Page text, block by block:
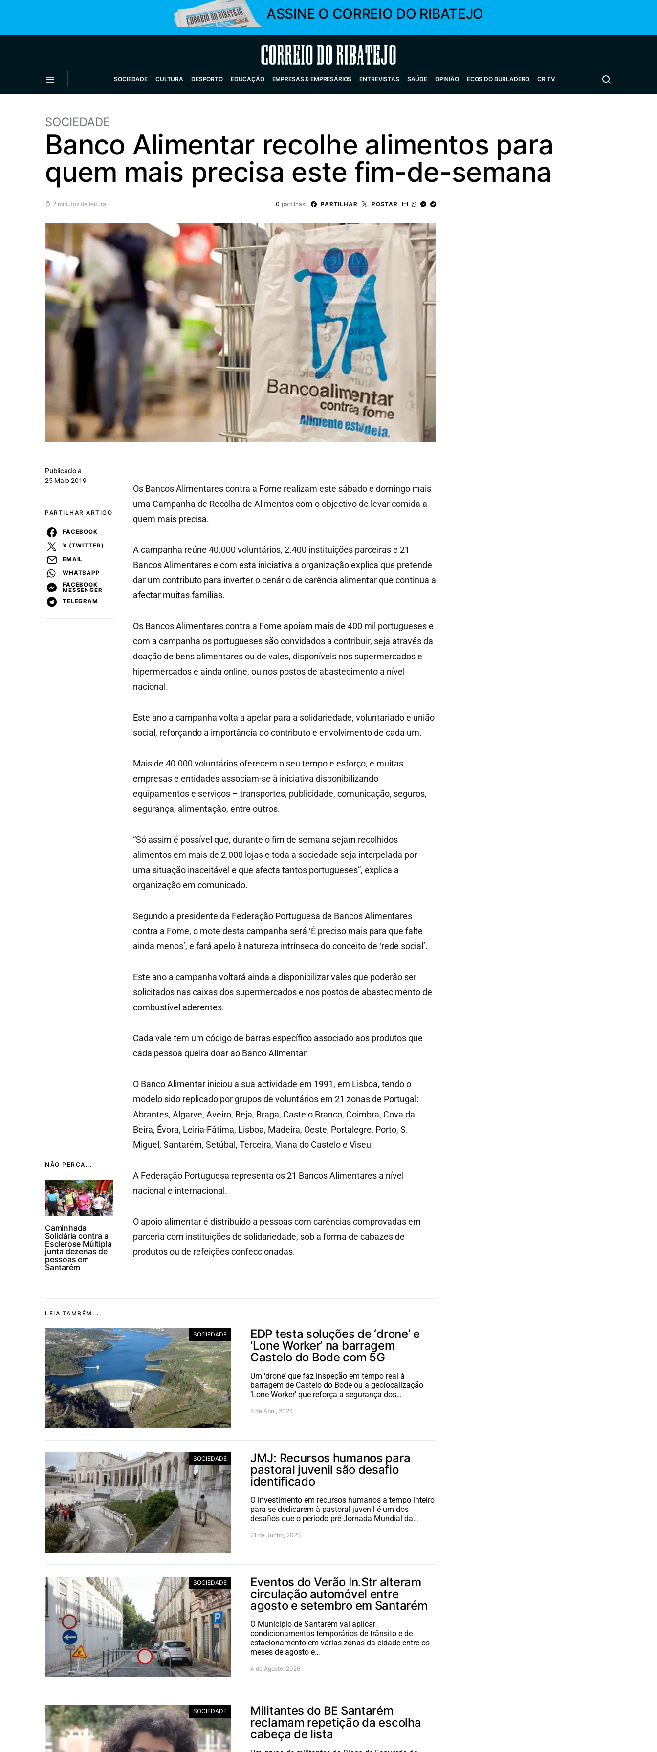
ASSINE O CORREIO DO RIBATEJO
Correio do Ribatejo
SOCIEDADE CULTURA DESPORTO EDUCAÇÃO EMPRESAS & EMPRESÁRIOS ENTREVISTAS SAÚDE OPINIÃO ECOS DO BURLADERO CR TV
SOCIEDADE
Banco Alimentar recolhe alimentos para
quem mais precisa este fim-de-semana
2 minutos de leitura 0 partilhas PARTILHAR POSTAR
NÃO PERCA...
Caminhada
Solidária contra a
Esclerose Múltipla
junta dezenas de
pessoas em
Santarém
Publicado a
25 Maio 2019
PARTILHAR ARTIGO
FACEBOOK
X (TWITTER)
EMAIL
WHATSAPP
FACEBOOK
MESSENGER
TELEGRAM
Os Bancos Alimentares contra a Fome realizam este sábado e domingo mais
uma Campanha de Recolha de Alimentos com o objectivo de levar comida a
quem mais precisa.
A campanha reúne 40.000 voluntários, 2.400 instituições parceiras e 21
Bancos Alimentares e com esta iniciativa a organização explica que pretende
dar um contributo para inverter o cenário de carência alimentar que continua a
afectar muitas famílias.
Os Bancos Alimentares contra a Fome apoiam mais de 400 mil portugueses e
com a campanha os portugueses são convidados a contribuir, seja através da
doação de bens alimentares ou de vales, disponíveis nos supermercados e
hipermercados e ainda online, ou nos postos de abastecimento a nível
nacional.
Este ano a campanha volta a apelar para a solidariedade, voluntariado e união
social, reforçando a importância do contributo e envolvimento de cada um.
Mais de 40.000 voluntários oferecem o seu tempo e esforço, e muitas
empresas e entidades associam-se à iniciativa disponibilizando
equipamentos e serviços – transportes, publicidade, comunicação, seguros,
segurança, alimentação, entre outros.
“Só assim é possível que, durante o fim de semana sejam recolhidos
alimentos em mais de 2.000 lojas e toda a sociedade seja interpelada por
uma situação inaceitável e que afecta tantos portugueses”, explica a
organização em comunicado.
Segundo a presidente da Federação Portuguesa de Bancos Alimentares
contra a Fome, o mote desta campanha será ‘É preciso mais para que falte
ainda menos’, e fará apelo à natureza intrínseca do conceito de ‘rede social’.
Este ano a campanha voltará ainda a disponibilizar vales que poderão ser
solicitados nas caixas dos supermercados e nos postos de abastecimento de
combustível aderentes.
Cada vale tem um código de barras específico associado aos produtos que
cada pessoa queira doar ao Banco Alimentar.
O Banco Alimentar iniciou a sua actividade em 1991, em Lisboa, tendo o
modelo sido replicado por grupos de voluntários em 21 zonas de Portugal:
Abrantes, Algarve, Aveiro, Beja, Braga, Castelo Branco, Coimbra, Cova da
Beira, Évora, Leiria-Fátima, Lisboa, Madeira, Oeste, Portalegre, Porto, S.
Miguel, Santarém, Setúbal, Terceira, Viana do Castelo e Viseu.
A Federação Portuguesa representa os 21 Bancos Alimentares a nível
nacional e internacional.
O apoio alimentar é distribuído a pessoas com carências comprovadas em
parceria com instituições de solidariedade, sob a forma de cabazes de
produtos ou de refeições confeccionadas.
LEIA TAMBÉM...
SOCIEDADE
EDP testa soluções de ‘drone’ e
‘Lone Worker’ na barragem
Castelo do Bode com 5G
Um ‘drone’ que faz inspeção em tempo real à
barragem de Castelo do Bode ou a geolocalização
‘Lone Worker’ que reforça a segurança dos…
8 de Abril, 2024
SOCIEDADE
JMJ: Recursos humanos para
pastoral juvenil são desafio
identificado
O investimento em recursos humanos a tempo inteiro
para se dedicarem à pastoral juvenil é um dos
desafios que o período pré-Jornada Mundial da…
21 de Junho, 2023
SOCIEDADE
Eventos do Verão In.Str alteram
circulação automóvel entre
agosto e setembro em Santarém
O Município de Santarém vai aplicar
condicionamentos temporários de trânsito e de
estacionamento em várias zonas da cidade entre os
meses de agosto e…
4 de Agosto, 2026
SOCIEDADE
Militantes do BE Santarém
reclamam repetição da escolha
cabeça de lista